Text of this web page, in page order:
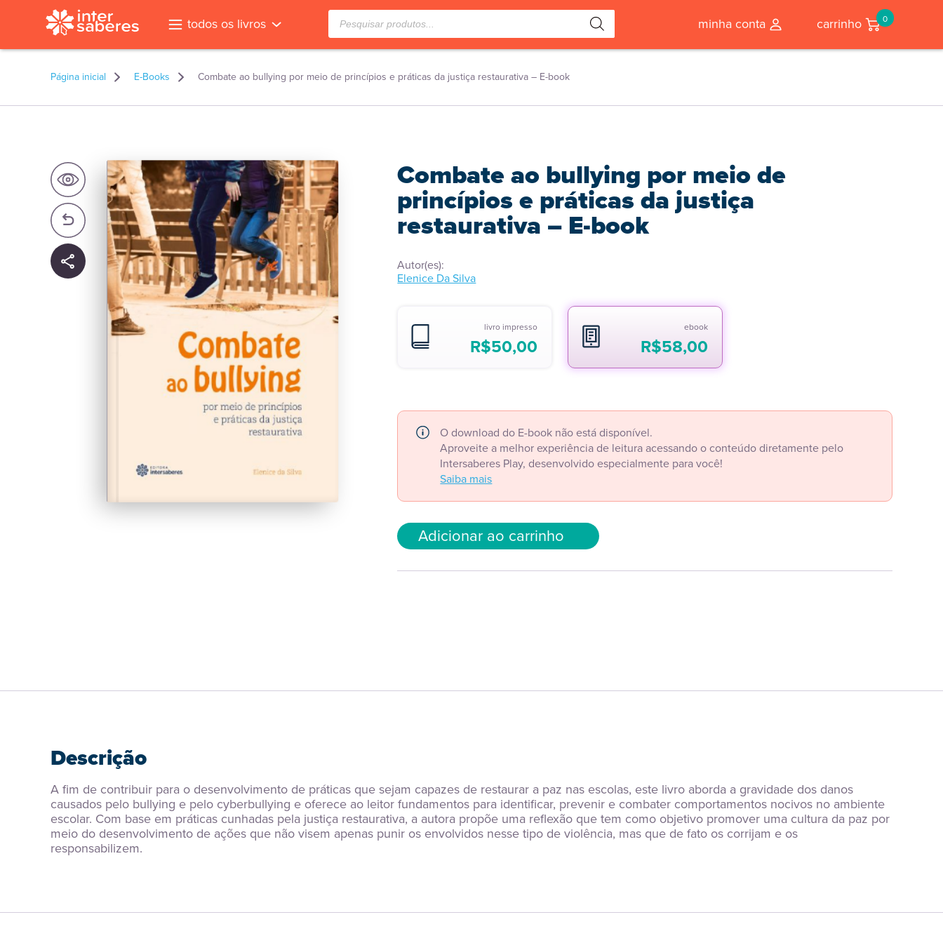
todos os livros Pesquisar
produtos minha conta carrinho 0
Página inicial E-Books Combate ao bullying por meio de princípios e práticas da justiça restaurativa – E-book
Combate ao bullying por meio de
princípios e práticas da justiça
restaurativa – E-book
Autor(es):
Elenice Da Silva
livro impresso
R$50,00
ebook
R$58,00
O download do E-book não está disponível.
Aproveite a melhor experiência de leitura acessando o conteúdo diretamente pelo
Intersaberes Play, desenvolvido especialmente para você!
Saiba mais
Adicionar ao carrinho
Descrição
A fim de contribuir para o desenvolvimento de práticas que sejam capazes de restaurar a paz nas escolas, este livro aborda a gravidade dos danos
causados pelo bullying e pelo cyberbullying e oferece ao leitor fundamentos para identificar, prevenir e combater comportamentos nocivos no ambiente
escolar. Com base em práticas cunhadas pela justiça restaurativa, a autora propõe uma reflexão que tem como objetivo promover uma cultura da paz por
meio do desenvolvimento de ações que não visem apenas punir os envolvidos nesse tipo de violência, mas que de fato os corrijam e os
responsabilizem.